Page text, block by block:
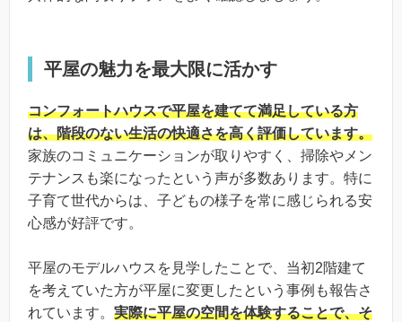
平屋の魅力を最大限に活かす
コンフォートハウスで平屋を建てて満足している方
は、階段のない生活の快適さを高く評価しています。
家族のコミュニケーションが取りやすく、掃除やメン
テナンスも楽になったという声が多数あります。特に
子育て世代からは、子どもの様子を常に感じられる安
心感が好評です。
平屋のモデルハウスを見学したことで、当初2階建て
を考えていた方が平屋に変更したという事例も報告さ
れています。 実際に平屋の空間を体験することで、そ